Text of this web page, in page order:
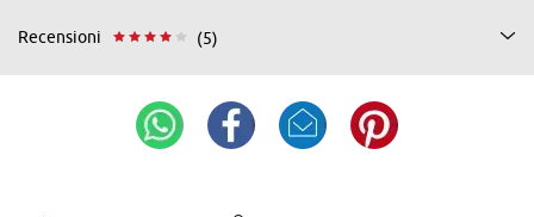
Recensioni (5)